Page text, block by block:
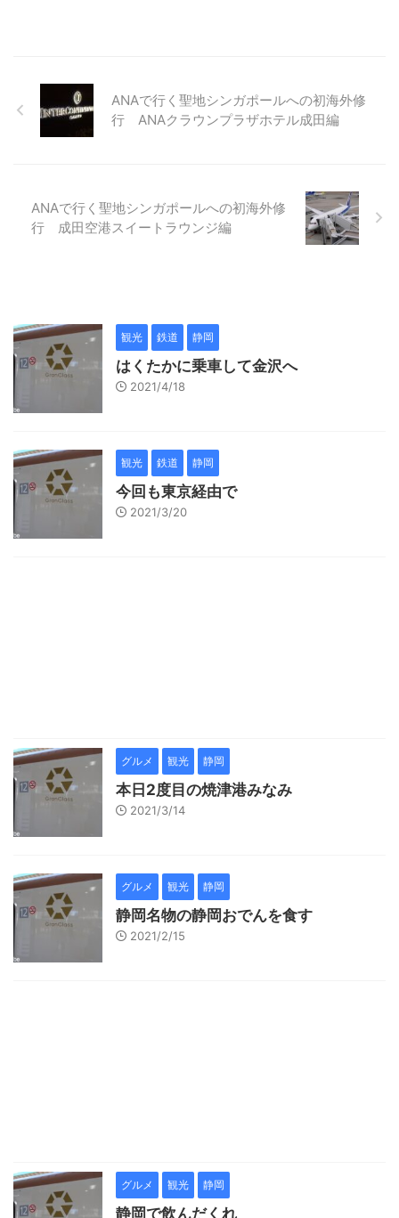
ANAで行く聖地シンガポールへの初海外修
行 ANAクラウンプラザホテル成田編
ANAで行く聖地シンガポールへの初海外修
行 成田空港スイートラウンジ編
観光 鉄道 静岡
はくたかに乗車して金沢へ
2021/4/18
観光 鉄道 静岡
今回も東京経由で
2021/3/20
グルメ 観光 静岡
本日2度目の焼津港みなみ
2021/3/14
グルメ 観光 静岡
静岡名物の静岡おでんを食す
2021/2/15
グルメ 観光 静岡
静岡で飲んだくれ